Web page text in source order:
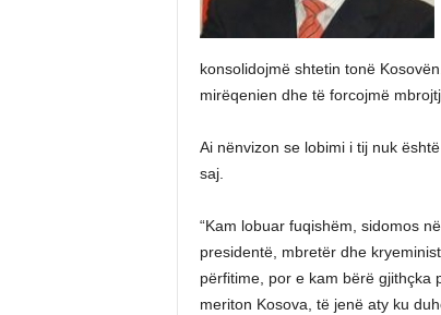
konsolidojmë shtetin tonë
mirëqenien dhe të forcojmë
Ai nënvizon se lobimi i tij nuk
saj.
“Kam lobuar fuqishëm, sidomos
presidentë, mbretër dhe
përfitime, por e kam bërë gjithçka
meriton Kosova, të jenë aty ku